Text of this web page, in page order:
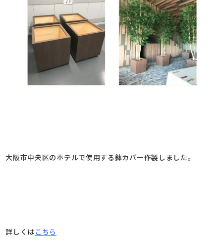
大阪市中央区のホテルで使用する鉢カバー作製しました。
詳しくはこちら